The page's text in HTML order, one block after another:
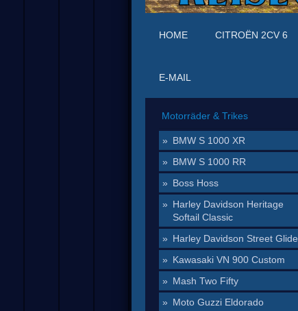
HOME CITROËN 2CV 6
E-MAIL
Motorräder & Trikes
BMW S 1000 XR
BMW S 1000 RR
Boss Hoss
Harley Davidson Heritage
Softail Classic
Harley Davidson Street Glide
Kawasaki VN 900 Custom
Mash Two Fifty
Moto Guzzi Eldorado